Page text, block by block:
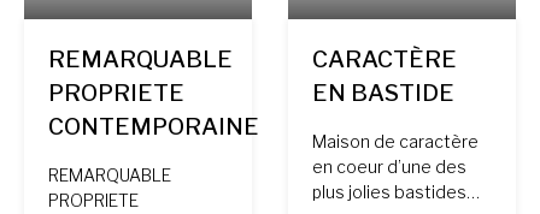
REMARQUABLE
PROPRIETE
CONTEMPORAINE
REMARQUABLE
PROPRIETE
CARACTÈRE
EN BASTIDE
Maison de caractère
en coeur d’une des
plus jolies bastides…